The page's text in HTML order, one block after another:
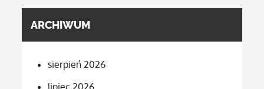
ARCHIWUM
sierpień 2026
lipiec 2026